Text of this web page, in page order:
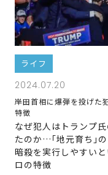
ライフ
2024.07.20
岸田首相に爆弾を投げた
特徴
なぜ犯人はトランプ
たのか…｢地元育ち｣
暗殺を実行しやすい
ロの特徴